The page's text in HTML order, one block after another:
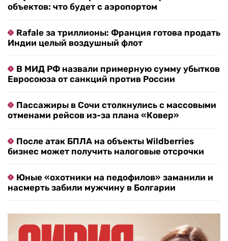
объектов: что будет с аэропортом
Rafale за триллионы: Франция готова продать
Индии целый воздушный флот
В МИД РФ назвали примерную сумму убытков
Евросоюза от санкций против России
Пассажиры в Сочи столкнулись с массовыми
отменами рейсов из-за плана «Ковер»
После атак БПЛА на объекты Wildberries
бизнес может получить налоговые отсрочки
Юные «охотники на педофилов» заманили и
насмерть забили мужчину в Болгарии